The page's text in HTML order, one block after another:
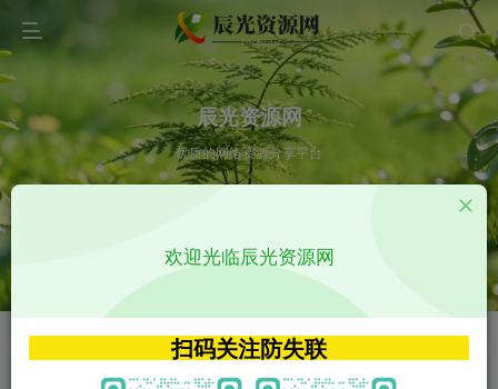
辰光资源网
优质的网络资源分享平台
VIP特权介绍 APP源码
VIP特权介绍
火
影视源码
欢迎光临辰光资源网
扫码关注防失联